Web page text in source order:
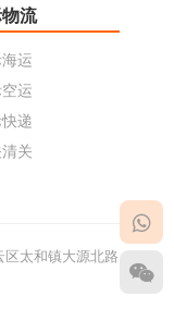
流
运
运
递
关
区太和镇大源北路